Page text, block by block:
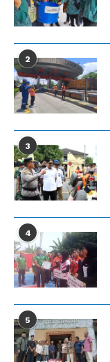
2
3
4
5